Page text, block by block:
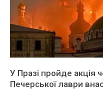
У Празі пройде
Печерської лаври